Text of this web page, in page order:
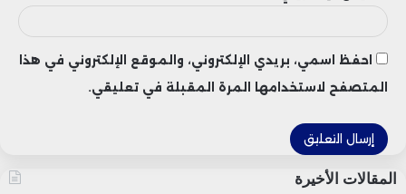
احفظ اسمي، بريدي الإلكتروني، والموقع الإلكتروني في هذا
المتصفح لاستخدامها المرة المقبلة في تعليقي.
المقالات الأخيرة